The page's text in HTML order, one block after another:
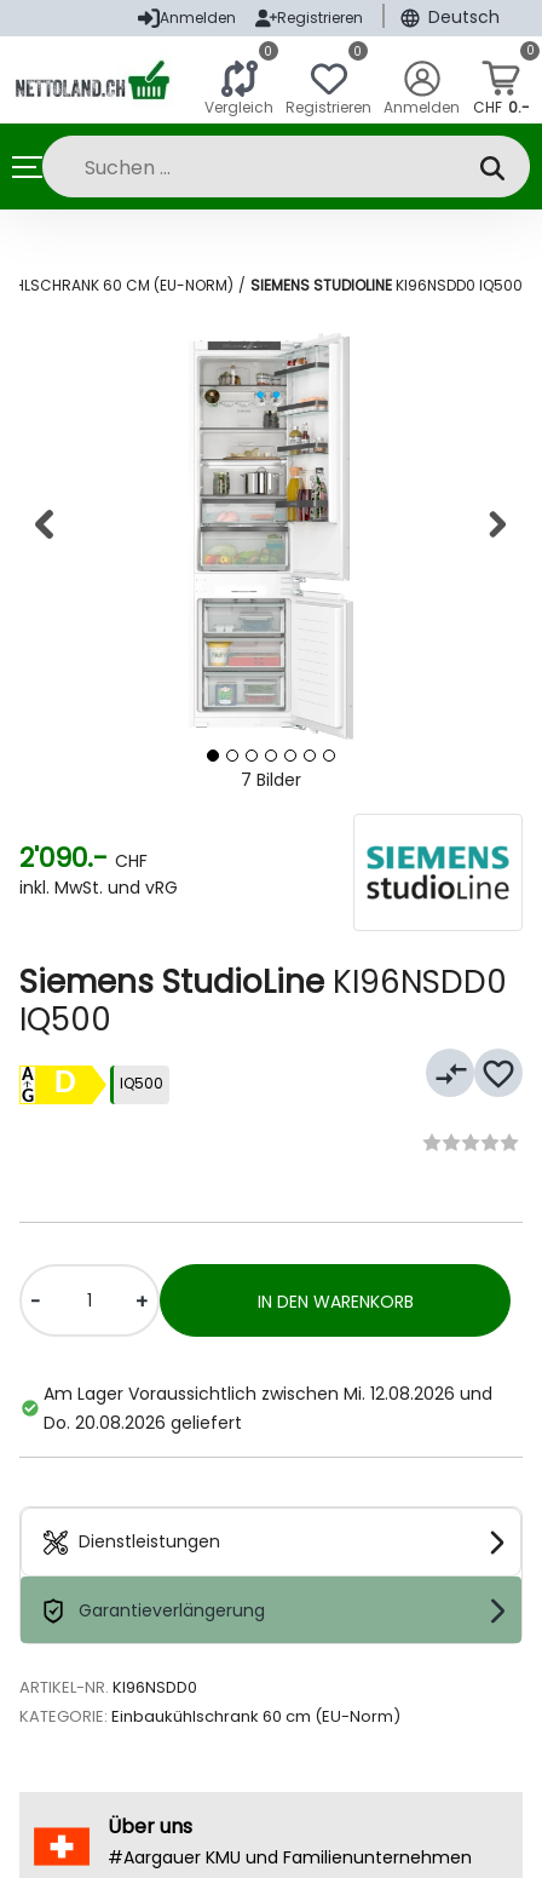
Anmelden Registrieren Deutsch
0
Vergleich
0
Registrieren Anmelden
0
CHF 0.-
60 CM (EU-NORM) / SIEMENS STUDIOLINEKI96NSDD0 IQ500
7 Bilder
2'090.- CHF
inkl. MwSt. und vRG
Siemens StudioLine KI96NSDD0
IQ500
D IQ500 compare_arrows favorite_border
- + IN DEN WARENKORB
Am Lager Voraussichtlich zwischen Mi. 12.08.2026 und
Do. 20.08.2026 geliefert
Dienstleistungen
Garantieverlängerung
ARTIKEL-NR. KI96NSDD0
KATEGORIE: Einbaukühlschrank 60 cm (EU-Norm)
Über uns
#Aargauer KMU und Familienunternehmen